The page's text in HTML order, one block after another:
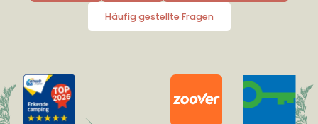
Häufig gestellte Fragen